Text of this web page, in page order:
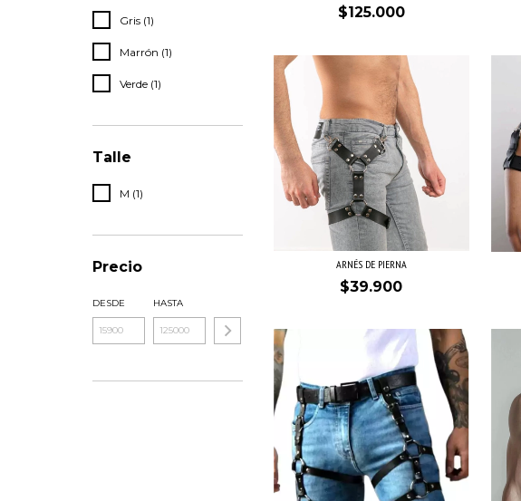
Gris (1)
Marrón (1)
Verde (1)
Talle
M (1)
Precio
DESDE HASTA
$125.000
ARNÉS DE PIERNA
$39.900